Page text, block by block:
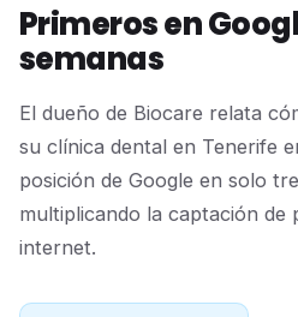
Primeros en
semanas
El dueño de Biocare relata
su clínica dental en Tenerife
posición de Google en solo
multiplicando la captación de
internet.